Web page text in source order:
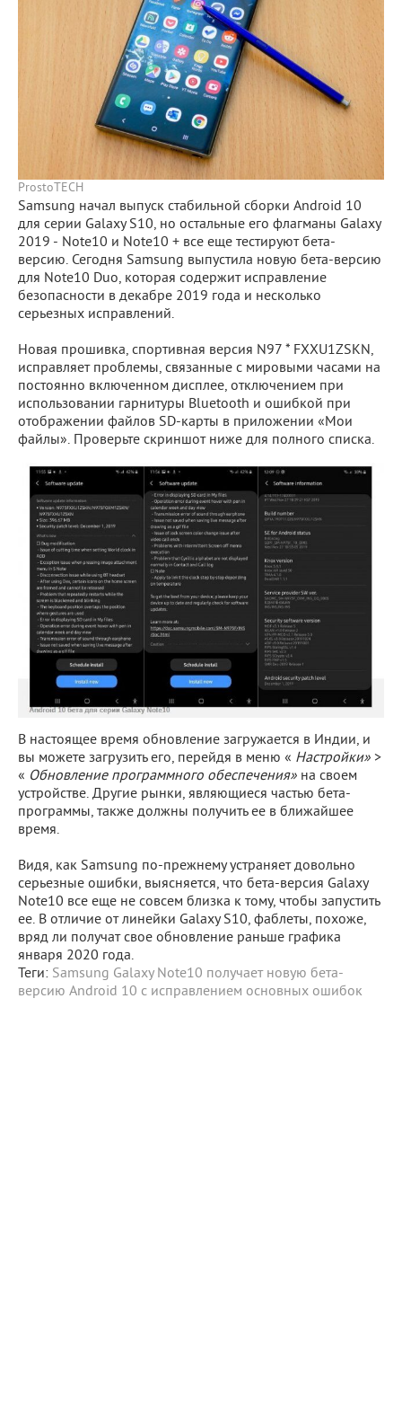
ProstoTECH
Samsung начал выпуск стабильной сборки Android 10
для серии Galaxy S10, но остальные его флагманы Galaxy
2019 - Note10 и Note10 + все еще тестируют бета-
версию. Сегодня Samsung выпустила новую бета-версию
для Note10 Duo, которая содержит исправление
безопасности в декабре 2019 года и несколько
серьезных исправлений.
Новая прошивка, спортивная версия N97 * FXXU1ZSKN,
исправляет проблемы, связанные с мировыми часами на
постоянно включенном дисплее, отключением при
использовании гарнитуры Bluetooth и ошибкой при
отображении файлов SD-карты в приложении «Мои
файлы». Проверьте скриншот ниже для полного списка.
В настоящее время обновление загружается в Индии, и
вы можете загрузить его, перейдя в меню « Настройки» >
« Обновление программного обеспечения» на своем
устройстве. Другие рынки, являющиеся частью бета-
программы, также должны получить ее в ближайшее
время.
Видя, как Samsung по-прежнему устраняет довольно
серьезные ошибки, выясняется, что бета-версия Galaxy
Note10 все еще не совсем близка к тому, чтобы запустить
ее. В отличие от линейки Galaxy S10, фаблеты, похоже,
вряд ли получат свое обновление раньше графика
января 2020 года.
Теги: Samsung Galaxy Note10 получает новую бета-
версию Android 10 с исправлением основных ошибок